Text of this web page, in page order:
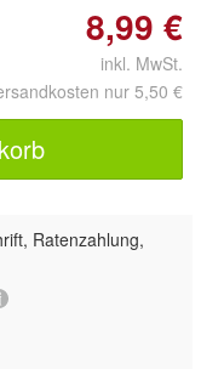
8,99 €
inkl. MwSt.
nur 5,50 €
Ratenzahlung,